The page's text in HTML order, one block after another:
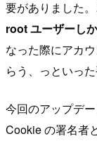
要がありました
root ユーザーし
なった際にアカ
らう、っといっ
今回のアップデ
Cookie の署名者